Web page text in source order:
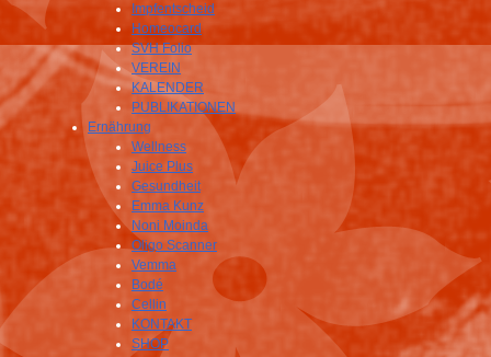
Impfentscheid
Homeocard
SVH Folio
VEREIN
KALENDER
PUBLIKATIONEN
Ernährung
Wellness
Juice Plus
Gesundheit
Emma Kunz
Noni Moinda
Oligo Scanner
Vemma
Bodé
Cellin
KONTAKT
SHOP